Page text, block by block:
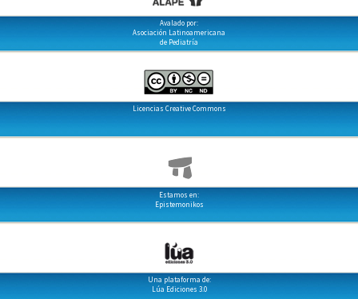
Avalado por:
Asociación Latinoamericana
de Pediatría
Licencias Creative Commons
Estamos en:
Epistemonikos
Una plataforma de:
Lúa Ediciones 3.0